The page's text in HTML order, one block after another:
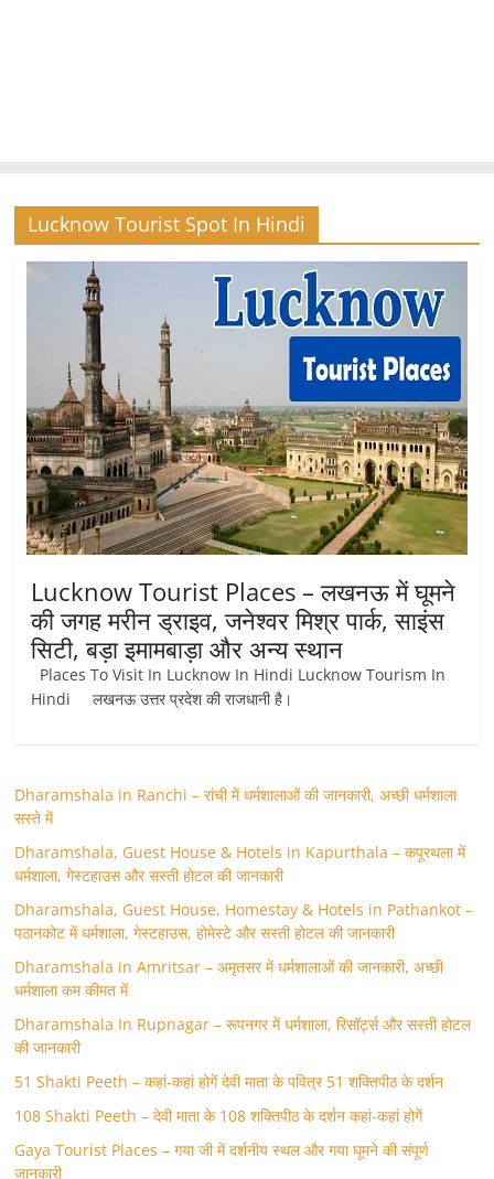
Lucknow Tourist Spot In Hindi
Lucknow Tourist Places – लखनऊ में घूमने
की जगह मरीन ड्राइव, जनेश्वर मिश्र पार्क, साइंस
सिटी, बड़ा इमामबाड़ा और अन्य स्थान
Places To Visit In Lucknow In Hindi Lucknow Tourism In
Hindi लखनऊ उत्तर प्रदेश की राजधानी है।
Dharamshala in Ranchi – रांची में धर्मशालाओं की जानकारी, अच्छी धर्मशाला
सस्ते में
Dharamshala, Guest House & Hotels in Kapurthala – कपूरथला में
धर्मशाला, गेस्टहाउस और सस्ती होटल की जानकारी
Dharamshala, Guest House, Homestay & Hotels in Pathankot –
पठानकोट में धर्मशाला, गेस्टहाउस, होमेस्टे और सस्ती होटल की जानकारी
Dharamshala in Amritsar – अमृतसर में धर्मशालाओं की जानकारी, अच्छी
धर्मशाला कम कीमत में
Dharamshala In Rupnagar – रूपनगर में धर्मशाला, रिसॉर्ट्स और सस्ती होटल
की जानकारी
51 Shakti Peeth – कहां-कहां होगें देवी माता के पवित्र 51 शक्तिपीठ के दर्शन
108 Shakti Peeth – देवी माता के 108 शक्तिपीठ के दर्शन कहां-कहां होगें
Gaya Tourist Places – गया जी में दर्शनीय स्थल और गया घूमने की संपूर्ण
जानकारी